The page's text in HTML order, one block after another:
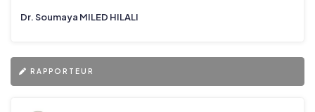
Dr. Soumaya MILED HILALI
RAPPORTEUR